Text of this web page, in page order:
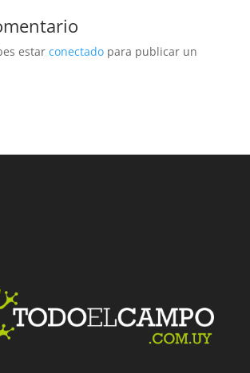
estar conectadopara publicar un
Facebook